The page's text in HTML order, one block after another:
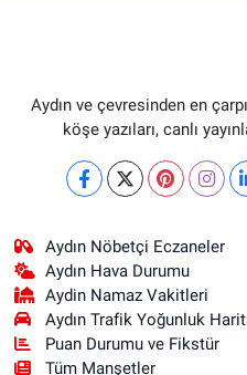
Aydın ve çevresinden en
köşe yazıları, canlı
Aydın Nöbetçi Eczaneler
Aydın Hava Durumu
Aydin Namaz Vakitleri
Aydın Trafik Yoğunluk
Puan Durumu ve Fikstür
Tüm Manşetler